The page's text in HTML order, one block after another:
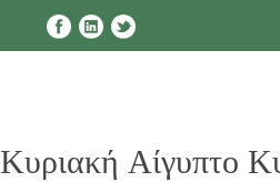
Κυριακή Αίγυπτο